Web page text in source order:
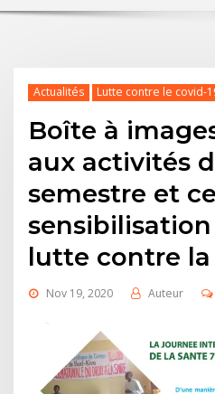
Actualités Lutte contre le covid-
Boîte à
aux activités
semestre et
lutte contre la
Nov 19, 2020 Auteur